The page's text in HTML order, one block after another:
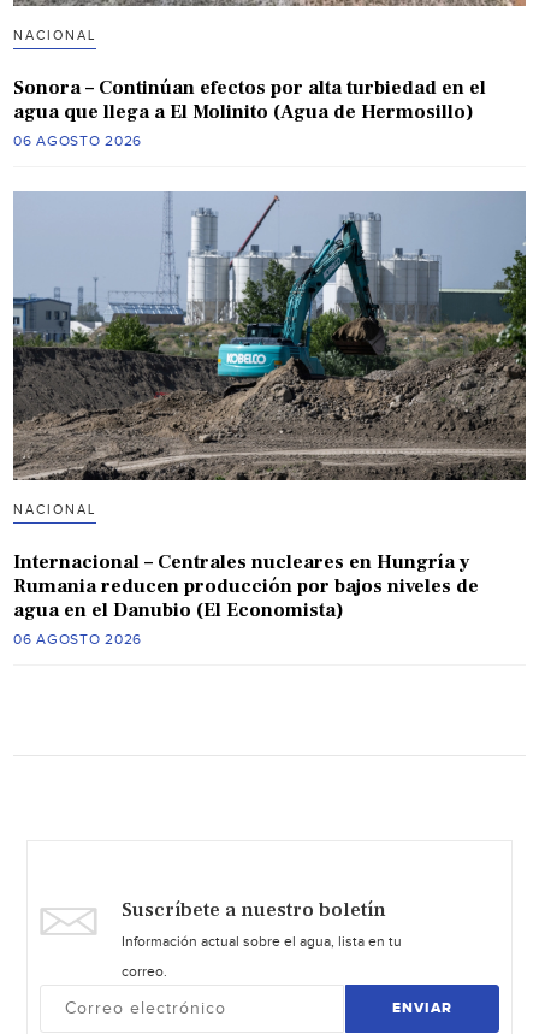
NACIONAL
Sonora – Continúan efectos por alta turbiedad en el
agua que llega a El Molinito (Agua de Hermosillo)
06 AGOSTO 2026
NACIONAL
Internacional – Centrales nucleares en Hungría y
Rumania reducen producción por bajos niveles de
agua en el Danubio (El Economista)
06 AGOSTO 2026
Suscríbete a nuestro boletín
Información actual sobre el agua, lista en tu
correo.
ENVIAR